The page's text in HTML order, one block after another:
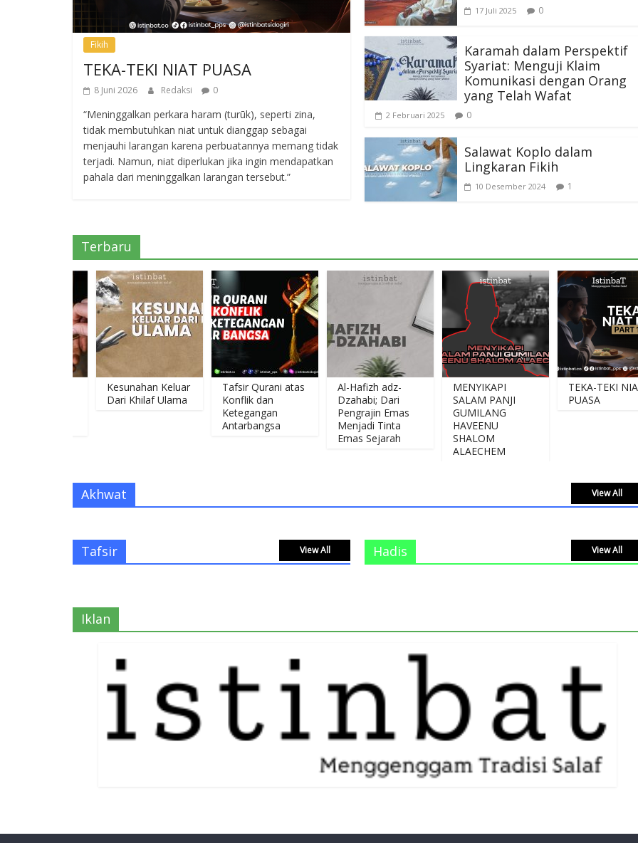
Fikih
TEKA-TEKI NIAT PUASA
8 Juni 2026 Redaksi 0
“Meninggalkan perkara haram (turūk), seperti zina,
tidak membutuhkan niat untuk dianggap sebagai
menjauhi larangan karena perbuatannya memang tidak
terjadi. Namun, niat diperlukan jika ingin mendapatkan
pahala dari meninggalkan larangan tersebut.”
17 Juli 2025 0
Karamah dalam Perspektif
Syariat: Menguji Klaim
Komunikasi dengan Orang
yang Telah Wafat
2 Februari 2025 0
Salawat Koplo dalam
Lingkaran Fikih
10 Desember 2024 1
Terbaru
Kesunahan Keluar
Dari Khilaf Ulama
Tafsir Qurani atas
Konflik dan
Ketegangan
Antarbangsa
Al-Hafizh adz-
Dzahabi; Dari
Pengrajin Emas
Menjadi Tinta
Emas Sejarah
MENYIKAPI
SALAM PANJI
GUMILANG
HAVEENU
SHALOM
ALAECHEM
TEKA-TEKI NIAT
PUASA
Akhwat View All
Tafsir View All Hadis View All
Iklan